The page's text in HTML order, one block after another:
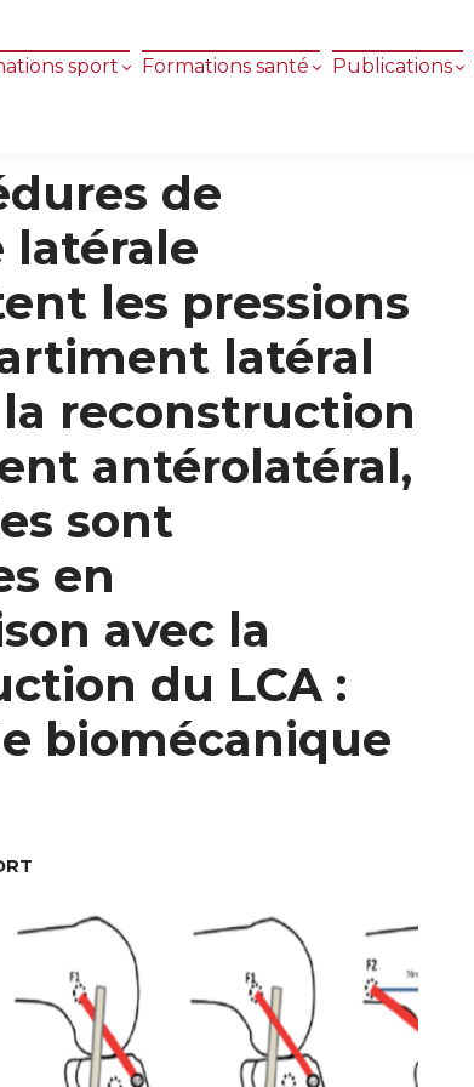
sport Formations santé Publications
de
latérale
les pressions
latéral
reconstruction
antérolatéral,
sont
en
avec la
du LCA :
biomécanique